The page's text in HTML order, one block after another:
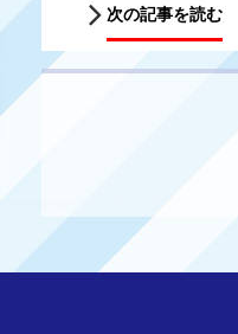
次の記事を読む